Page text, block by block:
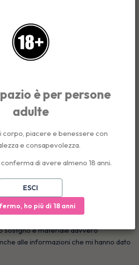
e molto spesso gli anelli mi hanno
sostgno e materiale davvero
alle informazioni che mi hanno dato
è per persone
adulte
corpo, piacere e benessere con
e consapevolezza.
di avere almeno 18 anni.
ESCI
ho più di 18 anni